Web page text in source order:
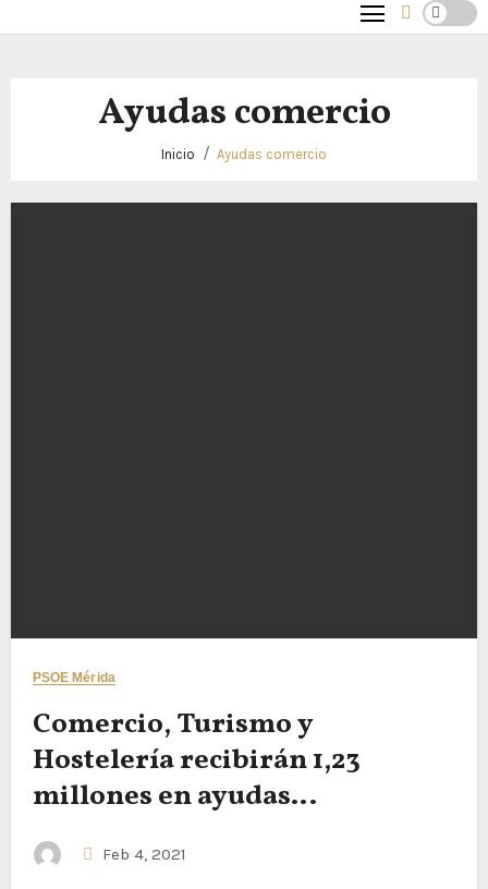
Ayudas comercio
Inicio Ayudas comercio
PSOE Mérida
Comercio, Turismo y
Hostelería recibirán 1,23
millones en ayudas
municipales
Feb 4, 2021